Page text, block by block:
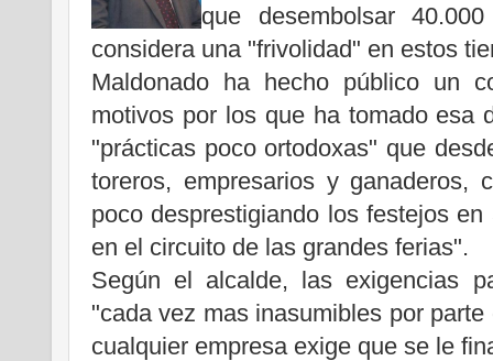
que desembolsar
considera una "frivolidad" en estos
Maldonado ha hecho público un
motivos por los que ha tomado esa
"prácticas poco ortodoxas" que
toreros, empresarios y
poco desprestigiando los festejos
en el circuito de las grandes ferias".
Según el alcalde, las exigencias
"cada vez mas inasumibles por
cualquier empresa exige que se le